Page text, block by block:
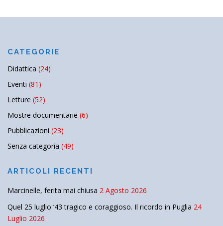
CATEGORIE
Didattica (24)
Eventi (81)
Letture (52)
Mostre documentarie (6)
Pubblicazioni (23)
Senza categoria (49)
ARTICOLI RECENTI
Marcinelle, ferita mai chiusa 2 Agosto 2026
Quel 25 luglio ’43 tragico e coraggioso. Il ricordo in Puglia 24
Luglio 2026